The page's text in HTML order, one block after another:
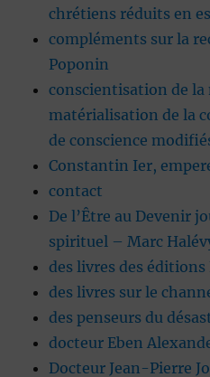
chrétiens réduits en
compléments sur la
Poponin
conscientisation de la
matérialisation de la
de conscience
Constantin Ier,
contact
De l’Être au Devenir
spirituel – Marc
des livres des éditions
des livres sur le
des penseurs du
docteur Eben
Docteur Jean-Pierre